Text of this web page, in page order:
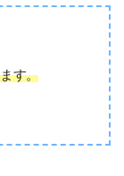
す。